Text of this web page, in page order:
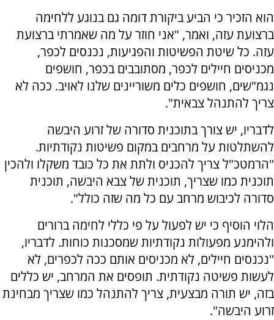
הוא הזכיר כי הביע ביקורת דומה גם בנוגע ללחימה
ברצועת עזה, ואמר, "אני חוזר על מה שאמרתי ברצועת
עזה. כל שיטת הפשיטות והפגיעות, נכנסים לכפר,
מכניסים חיילים לכפר, מסתובבים בכפר, חושפים
נגמ"שים, חושפים כלים משוריינים שלנו לאויב. ככה לא
צריך להתנהל צבאית".
לדבריו, יש צורך בתוכנית סדורה של זרוע היבשה
להשתלטות על מרחבים במקום פשיטות נקודתיות.
"הרמטכ"ל צריך להכניס ולתת את כל כובד משקלו ולהכין
תוכנית כמו שצריך, תוכנית של צבא היבשה, תוכנית
סדורה לכיבוש מרחב עם כל מה שזה כולל".
הלוי הוסיף כי יש לפעול על פי כללי לחימה ברורים
ולהימנע מפעולות נקודתיות שמסכנות כוחות. לדבריו,
"נכנסים חיילים, לא מכניסים אותם ככה לכפרים, לא
לעשות פשיטה נקודתית. תופסים את המרחב, יש כללים
בזה, יש תורה מבצעית, צריך להתנהל כמו שצריך מבחינת
זרוע היבשה".